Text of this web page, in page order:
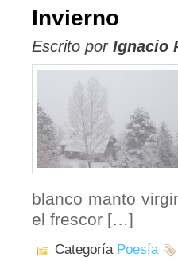
Invierno
Escrito por Ignacio
blanco manto
el frescor […]
Categoría Poesía